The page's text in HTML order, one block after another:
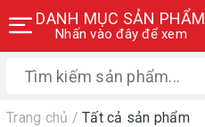
DANH MỤC SẢN PHẨM
Nhấn vào đây để xem
Trang chủ / Tất cả sản phẩm